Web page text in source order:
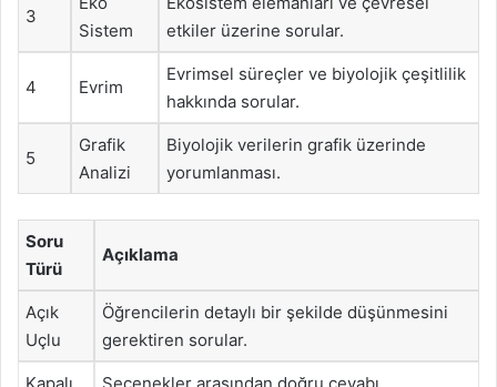
3
Sistem
etkiler üzerine sorular.
4 Evrim
Evrimsel süreçler ve biyolojik çeşitlilik
hakkında sorular.
5
Grafik
Analizi
Biyolojik verilerin grafik üzerinde
yorumlanması.
Soru
Türü
Açıklama
Açık
Uçlu
Öğrencilerin detaylı bir şekilde düşünmesini
gerektiren sorular.
Kapalı
Seçenekler arasından doğru cevabı